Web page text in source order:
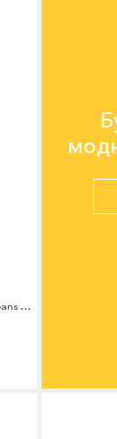
Ветровка Calvin Klein Jeans Calvin Klein Jeans CA939EWBCAX0